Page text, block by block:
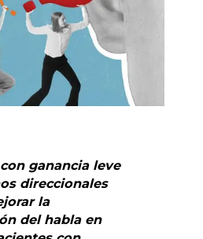
ganancia leve
direccionales
la
del habla en